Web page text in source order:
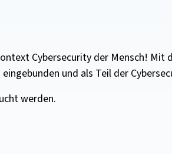
Cybersecurity der Mensch! Mit
und als Teil der
werden.